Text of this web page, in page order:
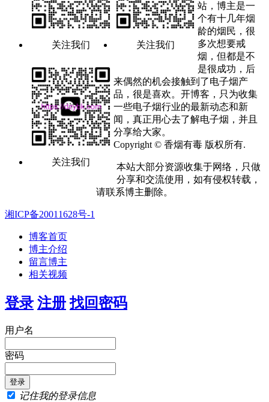
关注我们 关注我们
关注我们
站，博主是一
个有十几年烟
龄的烟民，很
多次想要戒
烟，但都是不
是很成功，后
来偶然的机会接触到了电子烟产
品，很是喜欢。开博客，只为收集
一些电子烟行业的最新动态和新
闻，真正用心去了解电子烟，并且
分享给大家。
Copyright © 香烟有毒 版权所有.
本站大部分资源收集于网络，只做
分享和交流使用，如有侵权转载，
请联系博主删除。
湘ICP备20011628号-1
博客首页
博主介绍
留言博主
相关视频
登录 注册 找回密码
用户名
密码
记住我的登录信息